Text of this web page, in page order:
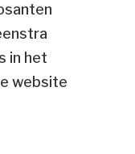
in het
website